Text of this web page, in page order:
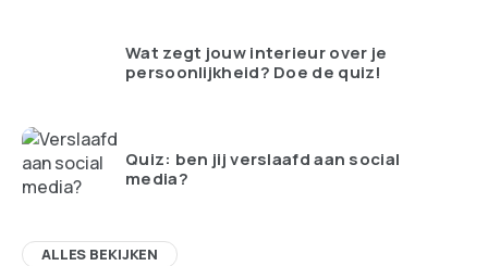
Wat zegt jouw interieur over je
persoonlijkheid? Doe de quiz!
Quiz: ben jij verslaafd aan social
media?
ALLES BEKIJKEN